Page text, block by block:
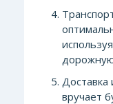
Доставка
вручает